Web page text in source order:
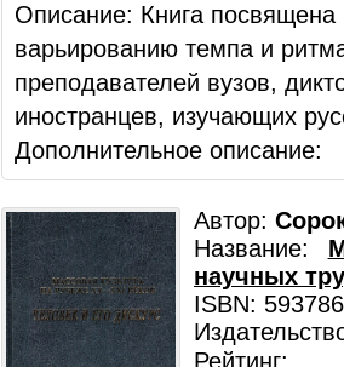
Описание: Книга посвящена
варьированию темпа и
преподавателей вузов,
иностранцев, изучающих
Дополнительное описание:
Автор:
Название:
научных
ISBN:
Рейтинг: